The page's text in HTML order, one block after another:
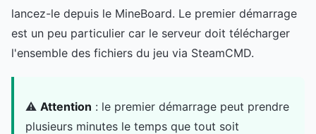
lancez-le depuis le MineBoard. Le premier démarrage
est un peu particulier car le serveur doit télécharger
l'ensemble des fichiers du jeu via SteamCMD.
⚠️ Attention : le premier démarrage peut prendre
plusieurs minutes le temps que tout soit